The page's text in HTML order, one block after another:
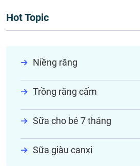
Hot Topic
Niềng răng
Trồng răng cấm
Sữa cho bé 7 tháng
Sữa giàu canxi